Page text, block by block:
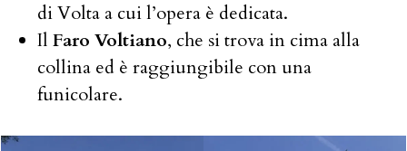
di Volta a cui l’opera è dedicata.
Il Faro Voltiano, che si trova in cima alla
collina ed è raggiungibile con una
funicolare.